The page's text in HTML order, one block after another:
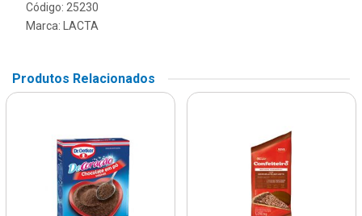
Código: 25230
Marca:
LACTA
Produtos Relacionados